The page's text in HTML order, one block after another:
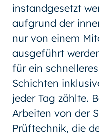
instandgesetzt
aufgrund der
nur von einem
ausgeführt
für ein
Schichten
jeder Tag zählte.
Arbeiten von der
Prüftechnik, die